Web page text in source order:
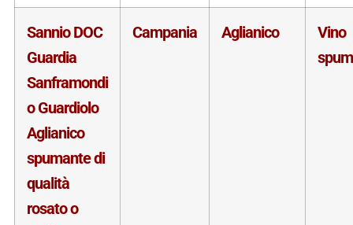
Sannio DOC
Guardia
Sanframondi
o Guardiolo
Aglianico
spumante di
qualità
rosato o
Campania Aglianico
Vino